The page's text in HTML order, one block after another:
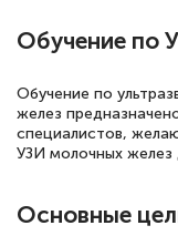
Елена
Знаток
Выражаю
Обучение по
Обучение по
желез
специалистов,
УЗИ молочных желез
Основные